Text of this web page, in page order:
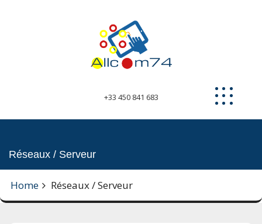
+33 450 841 683
Réseaux / Serveur
Home Réseaux / Serveur